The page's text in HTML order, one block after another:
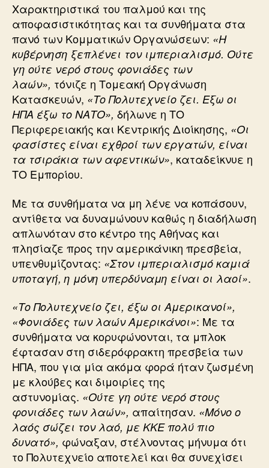
Χαρακτηριστικά του παλμού και της
αποφασιστικότητας και τα συνθήματα στα
πανό των Κομματικών Οργανώσεων: «Η
κυβέρνηση ξεπλένει τον ιμπεριαλισμό. Ούτε
γη ούτε νερό στους φονιάδες των
λαών», τόνιζε η Τομεακή Οργάνωση
Κατασκευών, «Το Πολυτεχνείο ζει. Εξω οι
ΗΠΑ έξω το ΝΑΤΟ», δήλωνε η ΤΟ
Περιφερειακής και Κεντρικής Διοίκησης, «Οι
φασίστες είναι εχθροί των εργατών, είναι
τα τσιράκια των αφεντικών», καταδείκνυε η
ΤΟ Εμπορίου.
Με τα συνθήματα να μη λένε να κοπάσουν,
αντίθετα να δυναμώνουν καθώς η διαδήλωση
απλωνόταν στο κέντρο της Αθήνας και
πλησίαζε προς την αμερικάνικη πρεσβεία,
υπενθυμίζοντας: «Στον ιμπεριαλισμό καμιά
υποταγή, η μόνη υπερδύναμη είναι οι λαοί».
«Το Πολυτεχνείο ζει, έξω οι Αμερικανοί»,
«Φονιάδες των λαών Αμερικάνοι»: Με τα
συνθήματα να κορυφώνονται, τα μπλοκ
έφτασαν στη σιδερόφρακτη πρεσβεία των
ΗΠΑ, που για μία ακόμα φορά ήταν ζωσμένη
με κλούβες και διμοιρίες της
αστυνομίας. «Ούτε γη ούτε νερό στους
φονιάδες των λαών», απαίτησαν. «Μόνο ο
λαός σώζει τον λαό, με ΚΚΕ πολύ πιο
δυνατό», φώναξαν, στέλνοντας μήνυμα ότι
το Πολυτεχνείο αποτελεί και θα συνεχίσει